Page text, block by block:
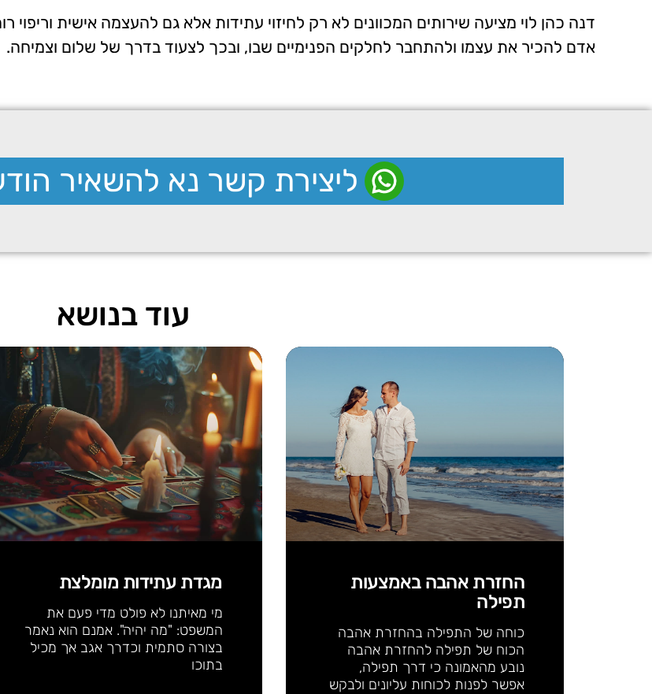
דנה כהן לוי מציעה שירותים המכוונים לא רק לחיזוי עתידות אלא גם להעצמה אישית
אדם להכיר את עצמו ולהתחבר לחלקים הפנימיים שבו, ובכך לצעוד בדרך של שלום וצמיחה.
ליצירת קשר נא להשאיר
עוד בנושא
החזרת אהבה באמצעות
תפילה
כוחה של התפילה בהחזרת אהבה
הכוח של תפילה להחזרת אהבה
נובע מהאמונה כי דרך תפילה,
אפשר לפנות לכוחות עליונים ולבקש
מגדת עתידות מומלצת
מי מאיתנו לא פולט מדי פעם את
המשפט: "מה יהיה". אמנם הוא נאמר
בצורה סתמית וכדרך אגב אך מכיל
בתוכו